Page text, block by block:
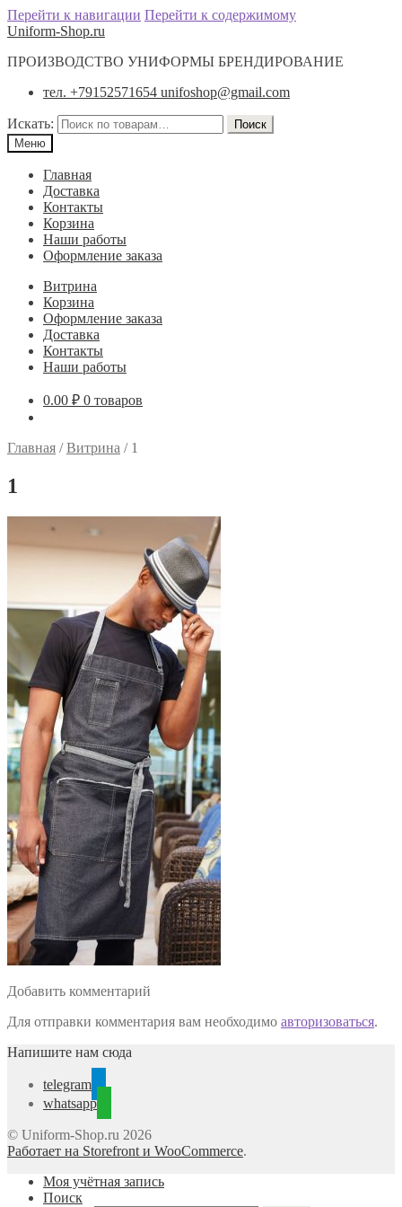
Перейти к навигации Перейти к содержимому
Uniform-Shop.ru
ПРОИЗВОДСТВО УНИФОРМЫ БРЕНДИРОВАНИЕ
тел. +79152571654 unifoshop@gmail.com
Искать:
Поиск
Меню
Главная
Доставка
Контакты
Корзина
Наши работы
Оформление заказа
Витрина
Корзина
Оформление заказа
Доставка
Контакты
Наши работы
0.00 ₽ 0 товаров
Главная /Витрина / 1
1
Добавить комментарий
Для отправки комментария вам необходимо авторизоваться.
Напишите нам сюда
telegram
whatsapp
© Uniform-Shop.ru 2026
Работает на Storefront и WooCommerce.
Моя учётная запись
Поиск